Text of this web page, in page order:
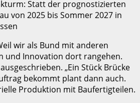
Statt der prognostizierten
von 2025 bis Sommer 2027 in
wir als Bund mit anderen
und Innovation dort rangehen.
„Ein Stück Brücke
bekommt plant dann auch.
Produktion mit Baufertigteilen.